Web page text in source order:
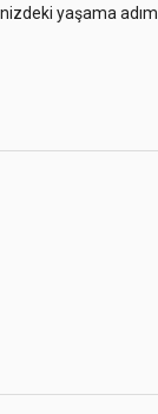
yaşama adım